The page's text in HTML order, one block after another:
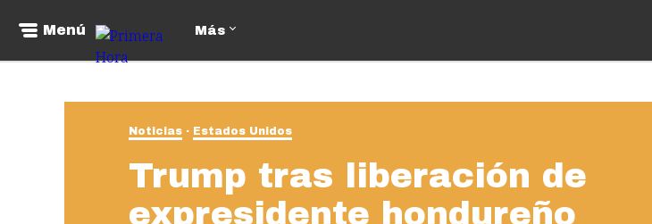
Menú Más
Noticias Estados Unidos
Trump tras liberación de
expresidente hondureño